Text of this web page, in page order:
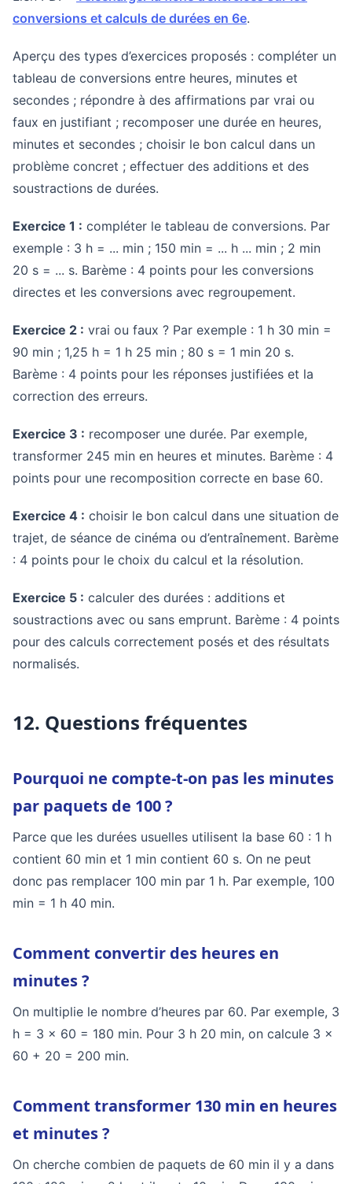
conversions et calculs de durées en 6e.
Aperçu des types d’exercices proposés : compléter un
tableau de conversions entre heures, minutes et
secondes ; répondre à des affirmations par vrai ou
faux en justifiant ; recomposer une durée en heures,
minutes et secondes ; choisir le bon calcul dans un
problème concret ; effectuer des additions et des
soustractions de durées.
Exercice 1 : compléter le tableau de conversions. Par
exemple : 3 h = ... min ; 150 min = ... h ... min ; 2 min
20 s = ... s. Barème : 4 points pour les conversions
directes et les conversions avec regroupement.
Exercice 2 : vrai ou faux ? Par exemple : 1 h 30 min =
90 min ; 1,25 h = 1 h 25 min ; 80 s = 1 min 20 s.
Barème : 4 points pour les réponses justifiées et la
correction des erreurs.
Exercice 3 : recomposer une durée. Par exemple,
transformer 245 min en heures et minutes. Barème : 4
points pour une recomposition correcte en base 60.
Exercice 4 : choisir le bon calcul dans une situation de
trajet, de séance de cinéma ou d’entraînement. Barème
: 4 points pour le choix du calcul et la résolution.
Exercice 5 : calculer des durées : additions et
soustractions avec ou sans emprunt. Barème : 4 points
pour des calculs correctement posés et des résultats
normalisés.
12. Questions fréquentes
Pourquoi ne compte-t-on pas les minutes
par paquets de 100 ?
Parce que les durées usuelles utilisent la base 60 : 1 h
contient 60 min et 1 min contient 60 s. On ne peut
donc pas remplacer 100 min par 1 h. Par exemple, 100
min = 1 h 40 min.
Comment convertir des heures en
minutes ?
On multiplie le nombre d’heures par 60. Par exemple, 3
h = 3 × 60 = 180 min. Pour 3 h 20 min, on calcule 3 ×
60 + 20 = 200 min.
Comment transformer 130 min en heures
et minutes ?
On cherche combien de paquets de 60 min il y a dans